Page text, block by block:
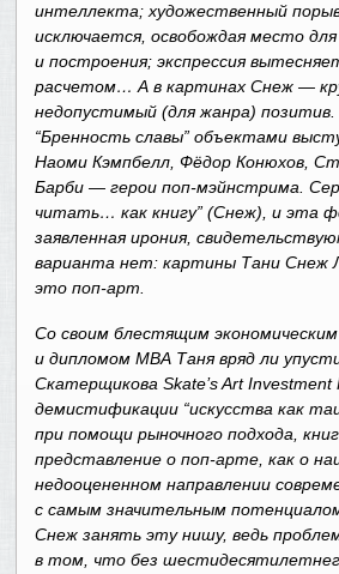
интеллекта; художественный
исключается, освобождая место
и построения; экспрессия
расчетом… А в картинах Снеж —
недопустимый (для жанра) позитив.
“Бренность славы” объектами
Наоми Кэмпбелл, Фёдор Конюхов,
Барби — герои поп-мэйнстрима.
читать… как книгу” (Снеж), и эта
заявленная ирония,
варианта нет: картины Тани Снеж
это поп-арт.
Со своим блестящим
и дипломом MBA Таня вряд ли
Скатерщикова Skate’s Art
демистификации “искусства как
при помощи рыночного подхода,
представление о поп-арте, как о
недооцененном направлении
с самым значительным
Снеж занять эту нишу, ведь
в том, что без